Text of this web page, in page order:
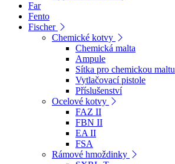
Far
Fento
Fischer
Chemické kotvy
Chemická malta
Ampule
Sítka pro chemickou maltu
Vytlačovací pistole
Příslušenství
Ocelové kotvy
FAZ II
FBN II
EA II
FSA
Rámové hmoždinky